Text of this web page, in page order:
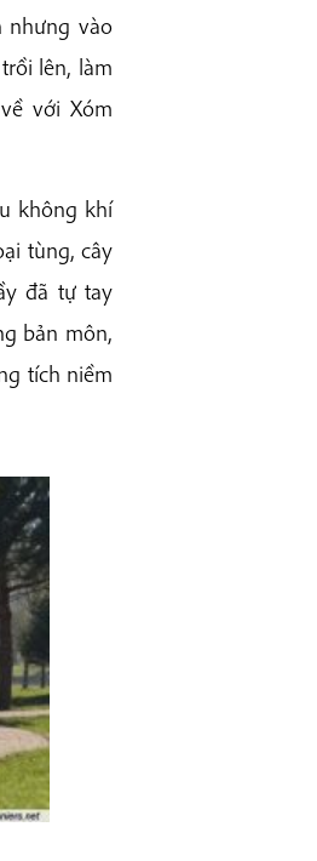
nhưng vào
lên, làm
với Xóm
không khí
tùng, cây
đã tự tay
bản môn,
tích niềm